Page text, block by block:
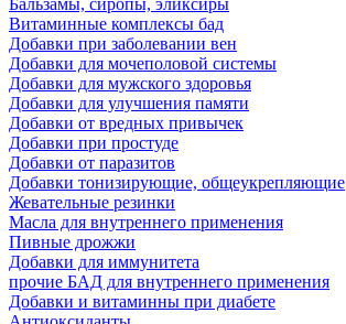
Бальзамы, сиропы, эликсиры
Витаминные комплексы бад
Добавки при заболевании вен
Добавки для мочеполовой системы
Добавки для мужского здоровья
Добавки для улучшения памяти
Добавки от вредных привычек
Добавки при простуде
Добавки от паразитов
Добавки тонизирующие, общеукрепляющие
Жевательные резинки
Масла для внутреннего применения
Пивные дрожжи
Добавки для иммунитета
прочие БАД для внутреннего применения
Добавки и витаминны при диабете